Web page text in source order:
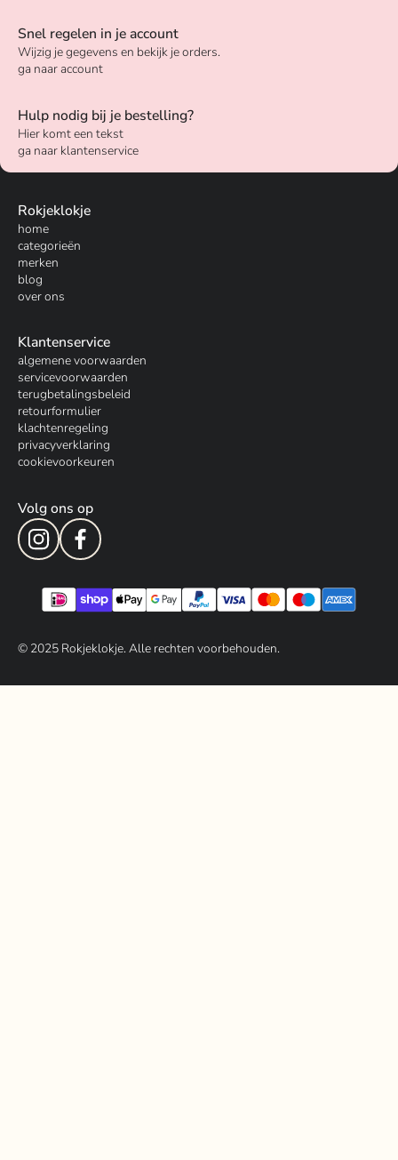
Snel regelen in je account
Wijzig je gegevens en bekijk je orders.
ga naar account
Hulp nodig bij je bestelling?
Hier komt een tekst
ga naar klantenservice
Rokjeklokje
home
categorieën
merken
blog
over ons
Klantenservice
algemene voorwaarden
servicevoorwaarden
terugbetalingsbeleid
retourformulier
klachtenregeling
privacyverklaring
cookievoorkeuren
Volg ons op
© 2025Rokjeklokje. Alle rechten voorbehouden.